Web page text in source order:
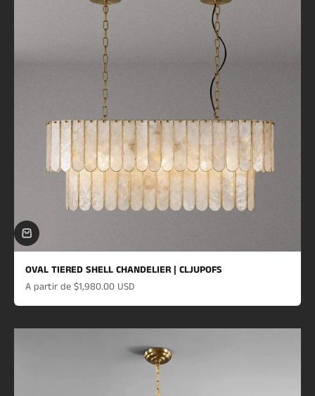
OVAL TIERED SHELL CHANDELIER | CLJUPOFS
Prix de vente
A partir de $1,980.00 USD